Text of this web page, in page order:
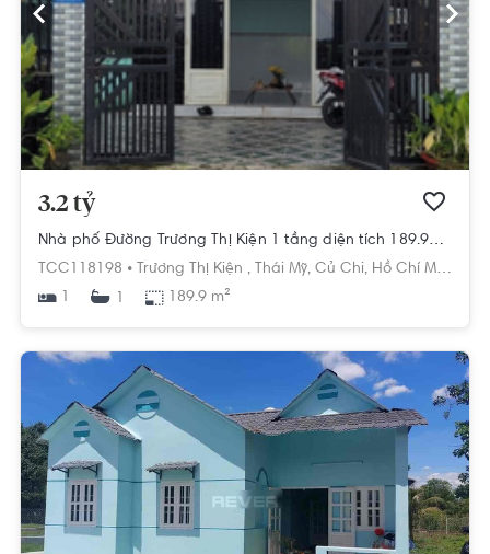
3.2 tỷ
Nhà phố Đường Trương Thị Kiện 1 tầng diện tích 189.9m² pháp lý sổ hồng.
TCC118198 • Trương Thị Kiện , Thái Mỹ, Củ Chi, Hồ Chí Minh
1
1 189.9 m²